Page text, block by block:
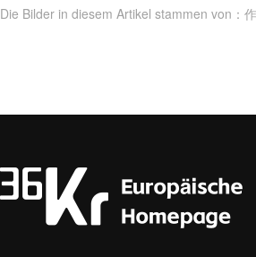
Die Bilder in diesem Artikel stammen von ：